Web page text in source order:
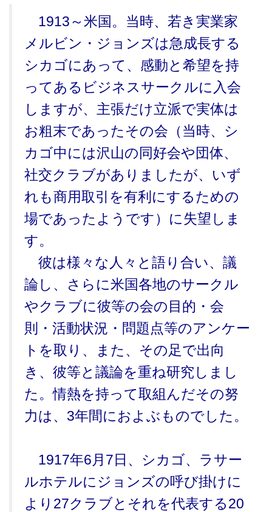
1913～米国。当時、若き実業家
メルビン・ジョンズは急成長する
シカゴにあって、感動と希望を持
ってあるビジネスサークルに入会
しますが、主張だけ立派で実体は
お粗末であったその会（当時、シ
カゴ中には沢山の同好会や団体、
社交クラブがありましたが、いず
れも商用取引を有利にするための
場であったようです）に失望しま
す。
彼は様々な人々と語り合い、議
論し、さらに米国各地のサークル
やクラブに彼等の会の目的・会
則・活動状況・問題点等のアンケー
トを取り、また、その足で出向
き、彼等と議論を重ね研究しまし
た。情熱を持って取組んだその努
力は、3年間におよぶものでした。
1917年6月7日、シカゴ、ラサー
ルホテルにジョンズの呼び掛けに
より27クラブとそれを代表する20